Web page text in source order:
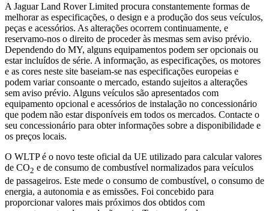
A Jaguar Land Rover Limited procura constantemente formas de
melhorar as especificações, o design e a produção dos seus veículos,
peças e acessórios. As alterações ocorrem continuamente, e
reservamo-nos o direito de proceder às mesmas sem aviso prévio.
Dependendo do MY, alguns equipamentos podem ser opcionais ou
estar incluídos de série. A informação, as especificações, os motores
e as cores neste site baseiam-se nas especificações europeias e
podem variar consoante o mercado, estando sujeitos a alterações
sem aviso prévio. Alguns veículos são apresentados com
equipamento opcional e acessórios de instalação no concessionário
que podem não estar disponíveis em todos os mercados. Contacte o
seu concessionário para obter informações sobre a disponibilidade e
os preços locais.
O WLTP é o novo teste oficial da UE utilizado para calcular valores
de CO2 e de consumo de combustível normalizados para veículos
de passageiros. Este mede o consumo de combustível, o consumo de
energia, a autonomia e as emissões. Foi concebido para
proporcionar valores mais próximos dos obtidos com